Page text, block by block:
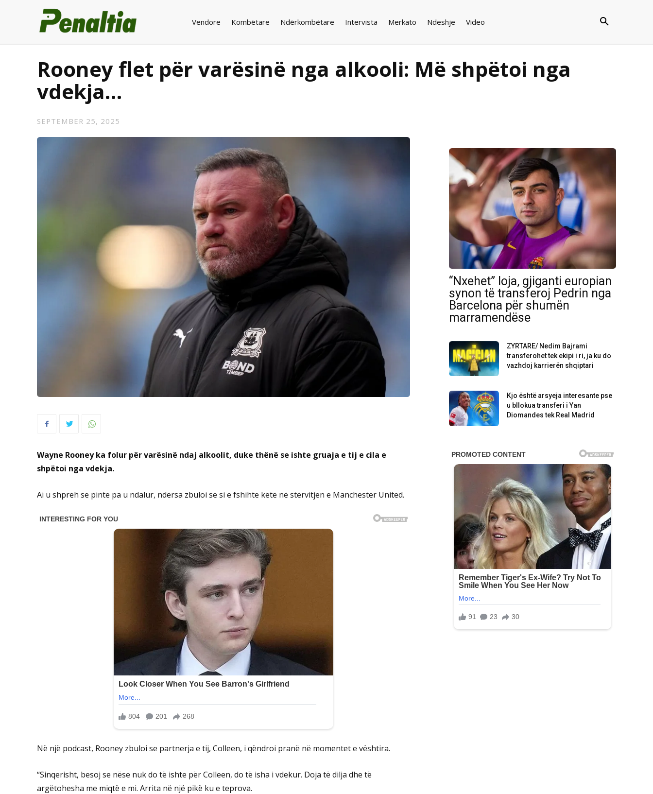
Vendore Kombëtare Ndërkombëtare Intervista Merkato Ndeshje Video
Rooney flet për varësinë nga alkooli: Më shpëtoi nga
vdekja…
SEPTEMBER 25, 2025
Wayne Rooney ka folur për varësinë ndaj alkoolit, duke thënë se ishte gruaja e tij e cila e
shpëtoi nga vdekja.
Ai u shpreh se pinte pa u ndalur, ndërsa zbuloi se si e fshihte këtë në stërvitjen e Manchester United.
Në një podcast, Rooney zbuloi se partnerja e tij, Colleen, i qëndroi pranë në momentet e vështira.
“Sinqerisht, besoj se nëse nuk do të ishte për Colleen, do të isha i vdekur. Doja të dilja dhe të
argëtohesha me miqtë e mi. Arrita në një pikë ku e teprova.
“Nxehet” loja, gjiganti europian
synon të transferoj Pedrin nga
Barcelona për shumën
marramendëse
ZYRTARE/ Nedim Bajrami
transferohet tek ekipi i ri, ja ku do
vazhdoj karrierën shqiptari
Kjo është arsyeja interesante pse
u bllokua transferi i Yan
Diomandes tek Real Madrid